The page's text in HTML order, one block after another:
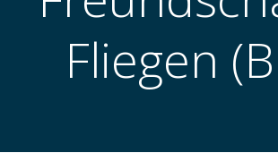
Fliegen